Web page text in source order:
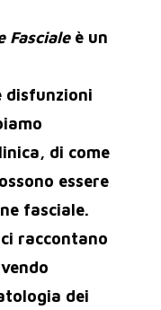
Fascialeè un
disfunzioni
di come
essere
fasciale.
raccontano
dei